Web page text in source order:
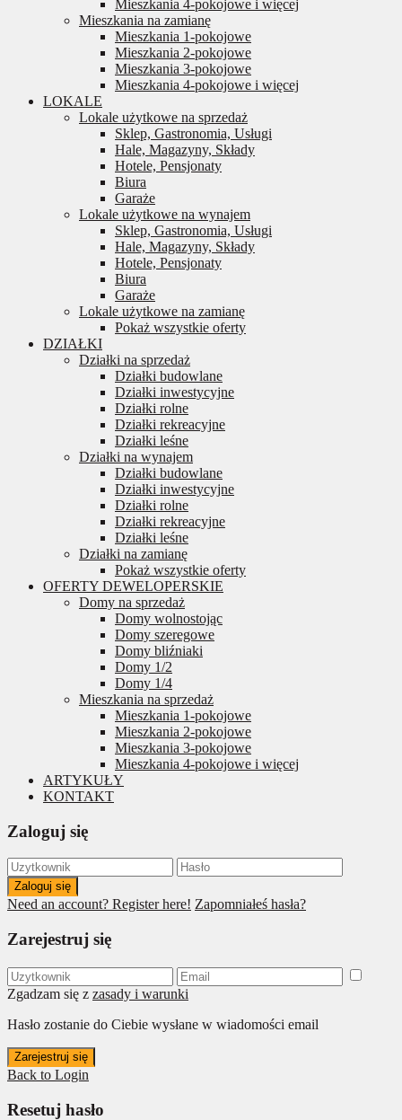
Mieszkania 4-pokojowe i więcej
Mieszkania na zamianę
Mieszkania 1-pokojowe
Mieszkania 2-pokojowe
Mieszkania 3-pokojowe
Mieszkania 4-pokojowe i więcej
LOKALE
Lokale użytkowe na sprzedaż
Sklep, Gastronomia, Usługi
Hale, Magazyny, Składy
Hotele, Pensjonaty
Biura
Garaże
Lokale użytkowe na wynajem
Sklep, Gastronomia, Usługi
Hale, Magazyny, Składy
Hotele, Pensjonaty
Biura
Garaże
Lokale użytkowe na zamianę
Pokaż wszystkie oferty
DZIAŁKI
Działki na sprzedaż
Działki budowlane
Działki inwestycyjne
Działki rolne
Działki rekreacyjne
Działki leśne
Działki na wynajem
Działki budowlane
Działki inwestycyjne
Działki rolne
Działki rekreacyjne
Działki leśne
Działki na zamianę
Pokaż wszystkie oferty
OFERTY DEWELOPERSKIE
Domy na sprzedaż
Domy wolnostojąc
Domy szeregowe
Domy bliźniaki
Domy 1/2
Domy 1/4
Mieszkania na sprzedaż
Mieszkania 1-pokojowe
Mieszkania 2-pokojowe
Mieszkania 3-pokojowe
Mieszkania 4-pokojowe i więcej
ARTYKUŁY
KONTAKT
Zaloguj się
Zaloguj się
Need an account? Register here! Zapomniałeś hasła?
Zarejestruj się
Zgadzam się z zasady i warunki
Hasło zostanie do Ciebie wysłane w wiadomości email
Zarejestruj się
Back to Login
Resetuj hasło